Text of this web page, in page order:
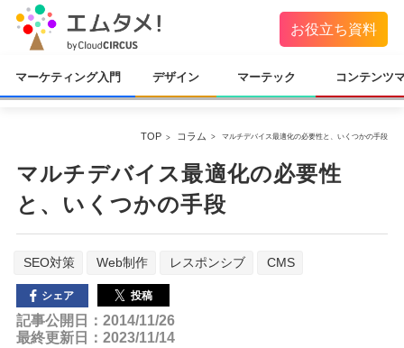
お役立ち資料
マーケティング入門 デザイン マーテック コンテンツ
TOP コラム マルチデバイス最適化の必要性と、いくつかの手段
マルチデバイス最適化の必要性
と、いくつかの手段
SEO対策 Web制作 レスポンシブ CMS
シェア 投稿
記事公開日：2014/11/26
最終更新日：2023/11/14